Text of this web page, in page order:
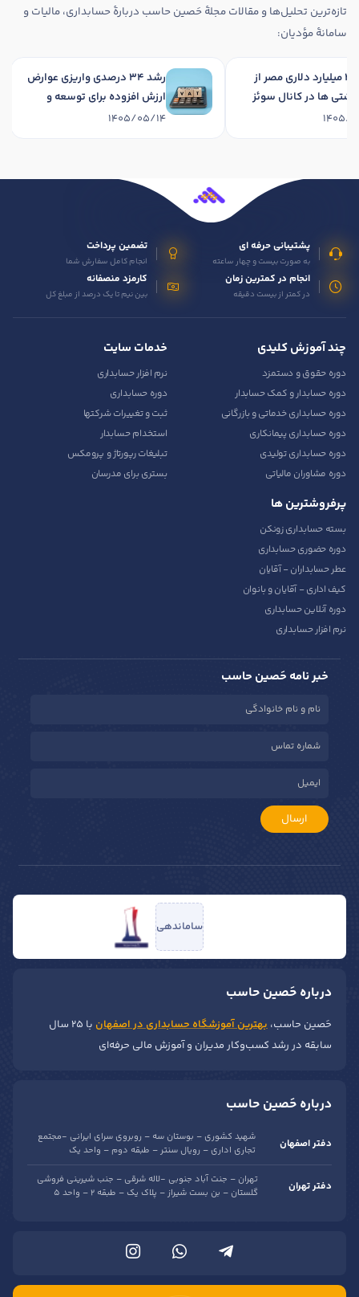
تازه‌ترین تحلیل‌ها و مقالات مجلهٔ حَصین حاسب دربارهٔ حسابداری، مالیات و
سامانهٔ مؤدیان:
مالیات 2 میلیارد دلاری مصر از
کشتی ها در کانال سوئز
1405/05/
رشد 34 درصدی واریزی عوارض
ارزش افزوده برای توسعه و
آبادانی استان در چهارماهه
1405/05/14
پشتیبانی حرفه ای
به صورت بیست و چهار ساعته
تضمین پرداخت
انجام کامل سفارش شما
انجام در کمترین زمان
در کمتر از بیست دقیقه
کارمزد منصفانه
بین نیم تا یک درصد از مبلغ کل
چند آموزش کلیدی
دوره حقوق و دستمزد
دوره حسابدار و کمک حسابدار
دوره حسابداری خدماتی و بازرگانی
دوره حسابداری پیمانکاری
دوره حسابداری تولیدی
دوره مشاوران مالیاتی
خدمات سایت
نرم افزار حسابداری
دوره حسابداری
ثبت و تغییرات شرکتها
استخدام حسابدار
تبلیغات رپورتاژ و پرومکس
بستری برای مدرسان
پرفروشترین ها
بسته حسابداری زونکن
دوره حضوری حسابداری
عطر حسابداران - آقایان
کیف اداری - آقایان و بانوان
دوره آنلاین حسابداری
نرم افزار حسابداری
خبر نامه حَصین حاسب
ارسال
ساماندهی
درباره حَصین حاسب
حَصین حاسب، بهترین آموزشگاه حسابداری در اصفهان
با ۲۵ سال
سابقه در رشد کسب‌وکار مدیران و آموزش مالی حرفه‌ای
درباره حَصین حاسب
دفتر اصفهان
شهید کشوری – بوستان سه – روبروی سرای ایرانی -مجتمع
تجاری اداری – رویال سنتر – طبقه دوم – واحد یک
دفتر تهران
تهران – جنت آباد جنوبی -لاله شرقی – جنب شیرینی فروشی
گلستان – بن بست شیراز – پلاک یک – طبقه 2 – واحد 5